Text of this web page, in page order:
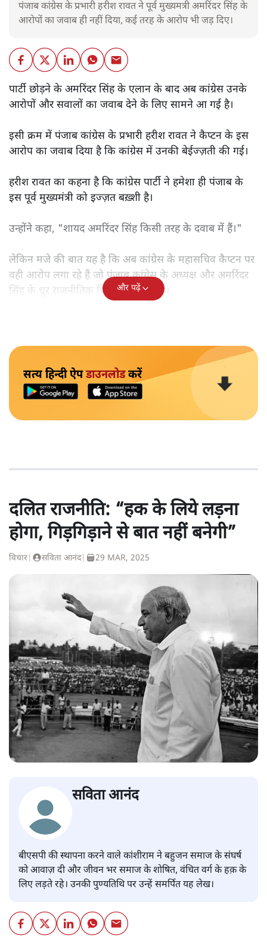
पंजाब कांग्रेस के प्रभारी हरीश रावत ने पूर्व मुख्यमत्री अमरिंदर सिंह के
आरोपों का जवाब ही नहीं दिया, कई तरह के आरोप भी जड़ दिए।
पार्टी छोड़ने के अमरिंदर सिंह के एलान के बाद अब कांग्रेस उनके
आरोपों और सवालों का जवाब देने के लिए सामने आ गई है।
इसी क्रम में पंजाब कांग्रेस के प्रभारी हरीश रावत ने कैप्टन के इस
आरोप का जवाब दिया है कि कांग्रेस में उनकी बेईज्ज़ती की गई।
हरीश रावत का कहना है कि कांग्रेस पार्टी ने हमेशा ही पंजाब के
इस पूर्व मुख्यमंत्री को इज्ज़त बख़्शी है।
उन्होंने कहा, "शायद अमरिंदर सिंह किसी तरह के दवाब में हैं।"
लेकिन मजे की बात यह है कि अब कांग्रेस के महासचिव कैप्टन पर
वही आरोप लगा रहे हैं जो पंजाब कांग्रेस के अध्यक्ष और अमरिंदर
सिंह के धुर राजनीतिक विरोधी कहते रहे हैं।
और पढ़ें
सत्य हिन्दी ऐपडाउनलोडकरें
दलित राजनीति: “हक के लिये लड़ना
होगा, गिड़गिड़ाने से बात नहीं बनेगी”
विचार सविता आनंद| 29 MAR, 2025
सविता आनंद
बीएसपी की स्थापना करने वाले कांशीराम ने बहुजन समाज के संघर्ष
को आवाज़ दी और जीवन भर समाज के शोषित, वंचित वर्ग के हक़ के
लिए लड़ते रहे। उनकी पुण्यतिथि पर उन्हें समर्पित यह लेख।